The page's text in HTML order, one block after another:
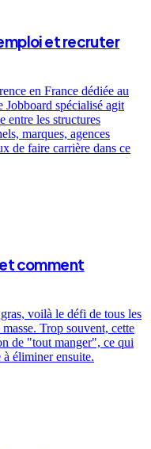
et recruter
en France dédiée au
Jobboard spécialisé agit
entre les structures
marques, agences
de faire carrière dans ce
et comment
voilà le défi de tous les
Trop souvent, cette
de "tout manger", ce qui
éliminer ensuite.